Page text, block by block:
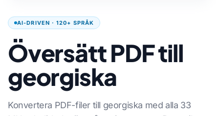
AI-DRIVEN · 120+ SPRÅK
Översätt PDF till
georgiska
Konvertera PDF-filer till georgiska med alla 33